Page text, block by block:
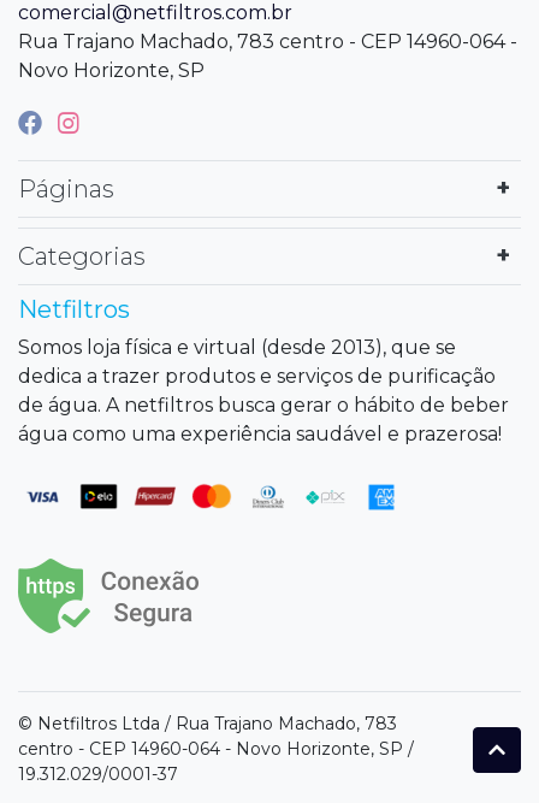
comercial@netfiltros.com.br
Rua Trajano Machado, 783 centro - CEP 14960-064 -
Novo Horizonte, SP
Páginas
Categorias
Netfiltros
Somos loja física e virtual (desde 2013), que se
dedica a trazer produtos e serviços de purificação
de água. A netfiltros busca gerar o hábito de beber
água como uma experiência saudável e prazerosa!
© Netfiltros Ltda / Rua Trajano Machado, 783
centro - CEP 14960-064 - Novo Horizonte, SP /
19.312.029/0001-37